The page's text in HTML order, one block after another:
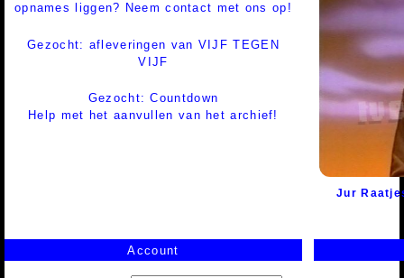
opnames liggen? Neem contact met ons op!
Gezocht: afleveringen van VIJF TEGEN
VIJF
Gezocht: Countdown
Help met het aanvullen van het archief!
Jur
Account